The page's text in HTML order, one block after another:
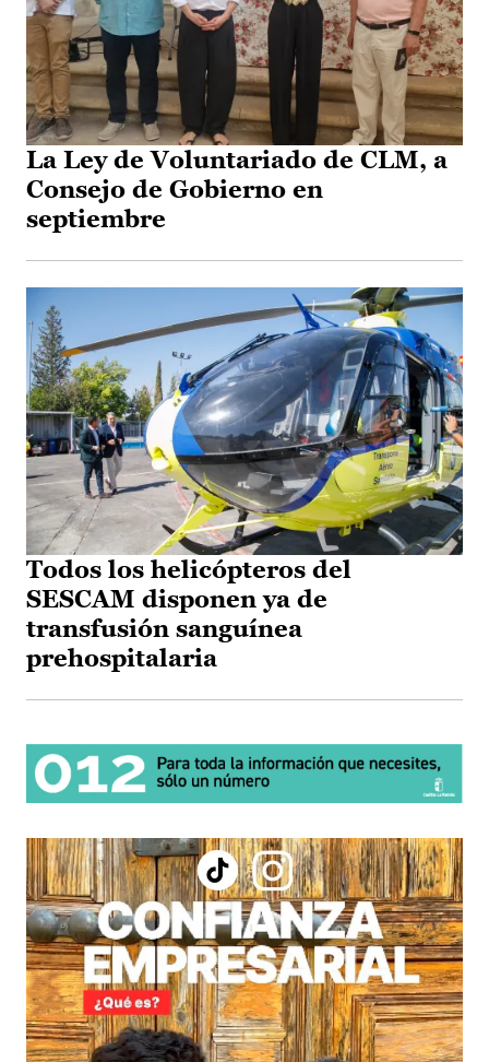
La Ley de Voluntariado de CLM, a
Consejo de Gobierno en
septiembre
Todos los helicópteros del
SESCAM disponen ya de
transfusión sanguínea
prehospitalaria